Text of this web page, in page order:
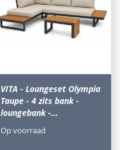
VITA - Loungeset Olympia
Taupe - 4 zits bank -
loungebank -…
Op voorraad